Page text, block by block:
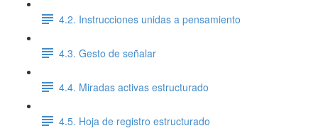
4.2. Instrucciones unidas a pensamiento
4.3. Gesto de señalar
4.4. Miradas activas estructurado
4.5. Hoja de registro estructurado